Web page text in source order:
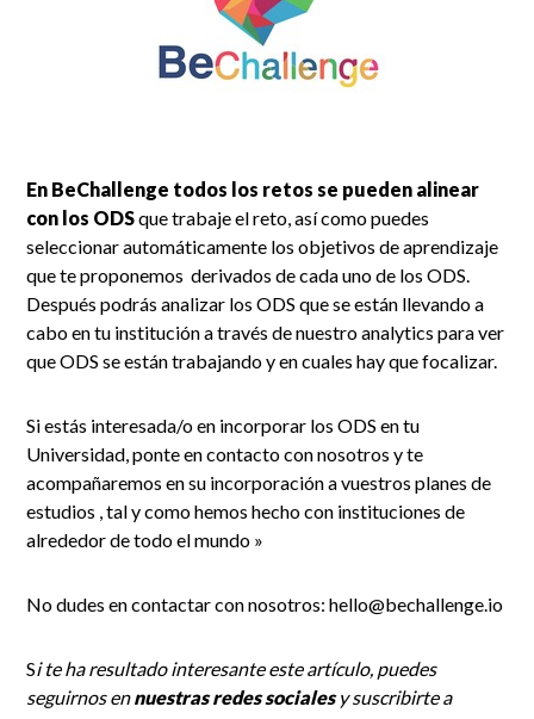
En BeChallenge todos los retos se pueden alinear
con los ODSque trabaje el reto, así como puedes
seleccionar automáticamente los objetivos de aprendizaje
que te proponemos derivados de cada uno de los ODS.
Después podrás analizar los ODS que se están llevando a
cabo en tu institución a través de nuestro analytics para ver
que ODS se están trabajando y en cuales hay que focalizar.
Si estás interesada/o en incorporar los ODS en tu
Universidad, ponte en contacto con nosotros y te
acompañaremos en su incorporación a vuestros planes de
estudios , tal y como hemos hecho con instituciones de
alrededor de todo el mundo »
No dudes en contactar con nosotros: hello@bechallenge.io
Si te ha resultado interesante este artículo, puedes
seguirnos ennuestras redes sociales y suscribirte a